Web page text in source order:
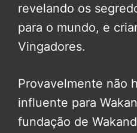
revelando os
para o mundo, e
Vingadores.
Provavelmente não
influente para
fundação de